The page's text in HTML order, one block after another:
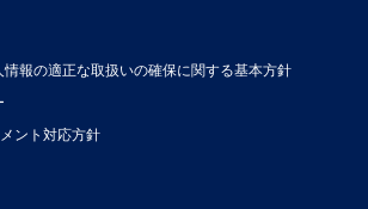
報の適正な取扱いの確保に関する基本方針
ント対応方針